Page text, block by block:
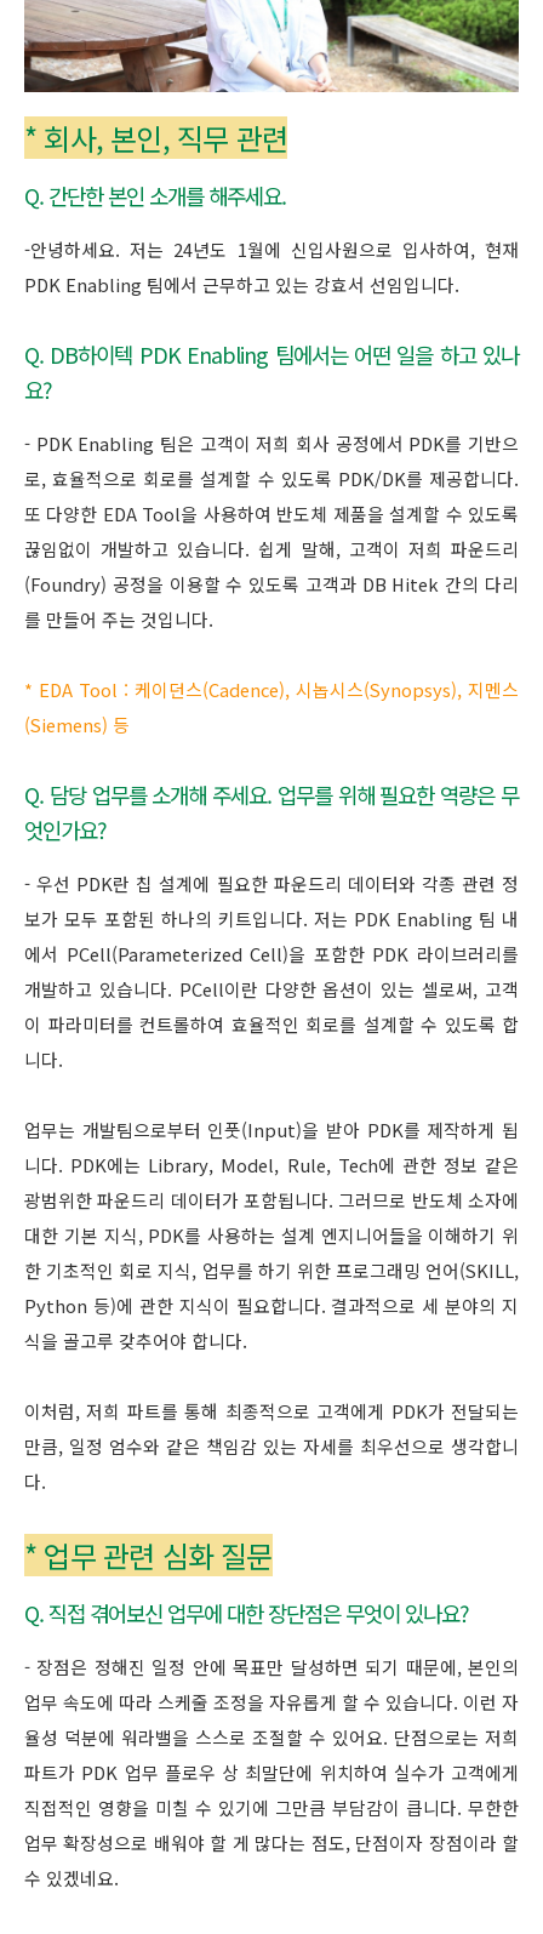
* 회사, 본인, 직무 관련
Q. 간단한 본인 소개를 해주세요.
-안녕하세요. 저는 24년도 1월에 신입사원으로 입사하여, 현재
PDK Enabling 팀에서 근무하고 있는 강효서 선임입니다.
Q. DB하이텍 PDK Enabling 팀에서는 어떤 일을 하고 있나
요?
- PDK Enabling 팀은 고객이 저희 회사 공정에서 PDK를 기반으
로, 효율적으로 회로를 설계할 수 있도록 PDK/DK를 제공합니다.
또 다양한 EDA Tool을 사용하여 반도체 제품을 설계할 수 있도록
끊임없이 개발하고 있습니다. 쉽게 말해, 고객이 저희 파운드리
(Foundry) 공정을 이용할 수 있도록 고객과 DB Hitek 간의 다리
를 만들어 주는 것입니다.
* EDA Tool : 케이던스(Cadence), 시놉시스(Synopsys), 지멘스
(Siemens) 등
Q. 담당 업무를 소개해 주세요. 업무를 위해 필요한 역량은 무
엇인가요?
- 우선 PDK란 칩 설계에 필요한 파운드리 데이터와 각종 관련 정
보가 모두 포함된 하나의 키트입니다. 저는 PDK Enabling 팀 내
에서 PCell(Parameterized Cell)을 포함한 PDK 라이브러리를
개발하고 있습니다. PCell이란 다양한 옵션이 있는 셀로써, 고객
이 파라미터를 컨트롤하여 효율적인 회로를 설계할 수 있도록 합
니다.
업무는 개발팀으로부터 인풋(Input)을 받아 PDK를 제작하게 됩
니다. PDK에는 Library, Model, Rule, Tech에 관한 정보 같은
광범위한 파운드리 데이터가 포함됩니다. 그러므로 반도체 소자에
대한 기본 지식, PDK를 사용하는 설계 엔지니어들을 이해하기 위
한 기초적인 회로 지식, 업무를 하기 위한 프로그래밍 언어(SKILL,
Python 등)에 관한 지식이 필요합니다. 결과적으로 세 분야의 지
식을 골고루 갖추어야 합니다.
이처럼, 저희 파트를 통해 최종적으로 고객에게 PDK가 전달되는
만큼, 일정 엄수와 같은 책임감 있는 자세를 최우선으로 생각합니
다.
* 업무 관련 심화 질문
Q. 직접 겪어보신 업무에 대한 장단점은 무엇이 있나요?
- 장점은 정해진 일정 안에 목표만 달성하면 되기 때문에, 본인의
업무 속도에 따라 스케줄 조정을 자유롭게 할 수 있습니다. 이런 자
율성 덕분에 워라밸을 스스로 조절할 수 있어요. 단점으로는 저희
파트가 PDK 업무 플로우 상 최말단에 위치하여 실수가 고객에게
직접적인 영향을 미칠 수 있기에 그만큼 부담감이 큽니다. 무한한
업무 확장성으로 배워야 할 게 많다는 점도, 단점이자 장점이라 할
수 있겠네요.